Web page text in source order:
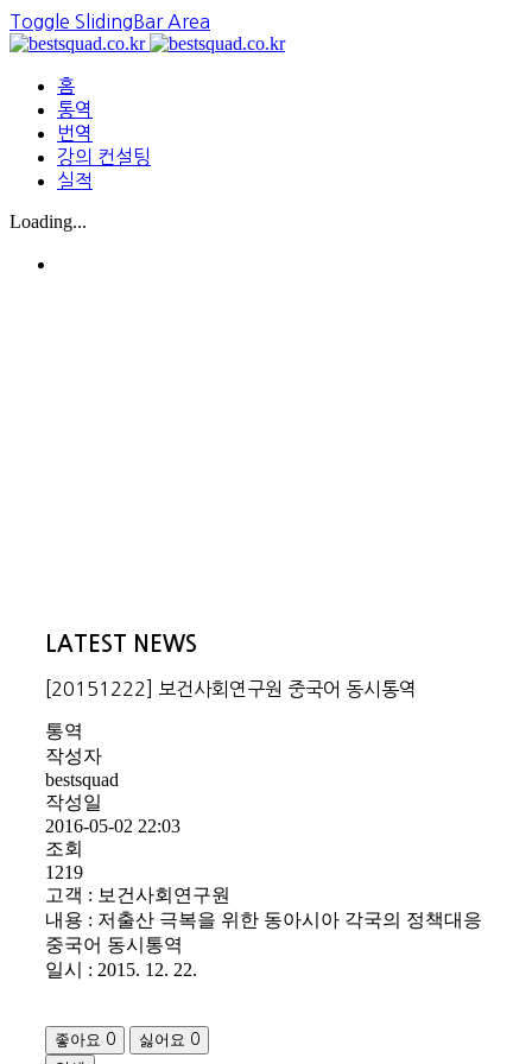
Toggle SlidingBar Area
홈
통역
번역
강의 컨설팅
실적
Loading...
LATEST NEWS
[20151222] 보건사회연구원 중국어 동시통역
통역
작성자
bestsquad
작성일
2016-05-02 22:03
조회
1219
고객 : 보건사회연구원
내용 : 저출산 극복을 위한 동아시아 각국의 정책대응
중국어 동시통역
일시 : 2015. 12. 22.
좋아요 0 싫어요 0